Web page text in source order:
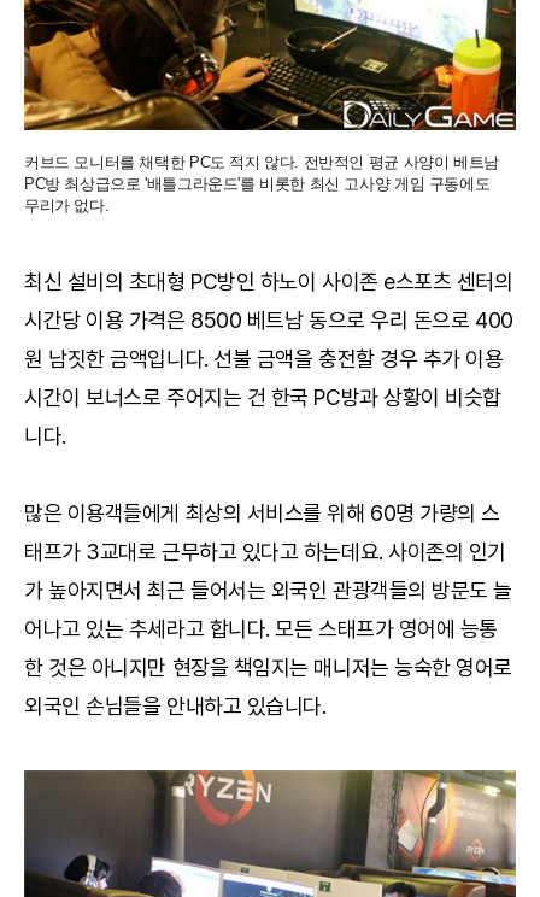
커브드 모니터를 채택한 PC도 적지 않다. 전반적인 평균 사양이 베트남
PC방 최상급으로 '배틀그라운드'를 비롯한 최신 고사양 게임 구동에도
무리가 없다.
최신 설비의 초대형 PC방인 하노이 사이존 e스포츠 센터의
시간당 이용 가격은 8500 베트남 동으로 우리 돈으로 400
원 남짓한 금액입니다. 선불 금액을 충전할 경우 추가 이용
시간이 보너스로 주어지는 건 한국 PC방과 상황이 비슷합
니다.
많은 이용객들에게 최상의 서비스를 위해 60명 가량의 스
태프가 3교대로 근무하고 있다고 하는데요. 사이존의 인기
가 높아지면서 최근 들어서는 외국인 관광객들의 방문도 늘
어나고 있는 추세라고 합니다. 모든 스태프가 영어에 능통
한 것은 아니지만 현장을 책임지는 매니저는 능숙한 영어로
외국인 손님들을 안내하고 있습니다.